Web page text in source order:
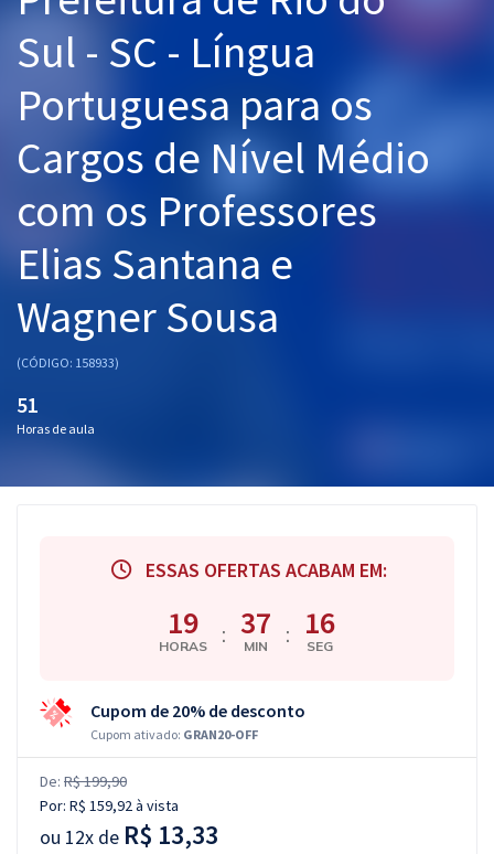
Graduação
OAB
Mentorias
Questões grátis
Conteúdo gratuito
Blog
Aprovados
Sul - SC - Língua
Portuguesa para os
Cargos de Nível Médio
com os Professores
Elias Santana e
Wagner Sousa
(CÓDIGO: 158933)
51
Horas de aula
ESSAS OFERTAS ACABAM EM:
19
HORAS : 37
MIN : 15
SEG
Cupom de 20% de desconto
Cupom ativado: GRAN20-OFF
De: R$ 199,90
Por: R$ 159,92à vista
ou 12x de R$ 13,33